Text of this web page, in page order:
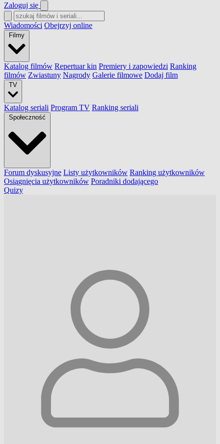
Zaloguj się
Wiadomości Obejrzyj online
Filmy
Katalog filmów Repertuar kin Premiery i zapowiedzi Ranking
filmów Zwiastuny Nagrody Galerie filmowe Dodaj film
TV
Katalog seriali Program TV Ranking seriali
Społeczność
Forum dyskusyjne Listy użytkowników Ranking użytkowników
Osiągnięcia użytkowników Poradniki dodającego
Quizy